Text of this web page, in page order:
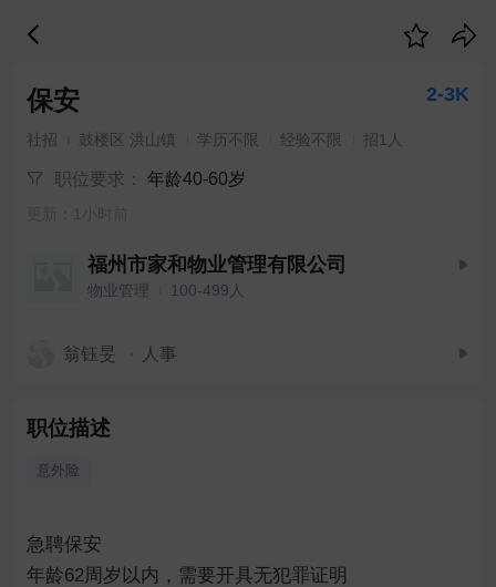
保安 2-3K
社招 鼓楼区 洪山镇 学历不限 经验不限 招1人
职位要求： 年龄40-60岁
福州市家和物业管理有限公司
物业管理 100-499人
翁钰旻 人事
职位描述
意外险
急聘保安
年龄62周岁以内，需要开具无犯罪证明